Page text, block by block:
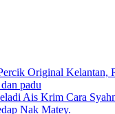
Original Kelantan,
padu
Ais Krim Cara
Nak Matey.